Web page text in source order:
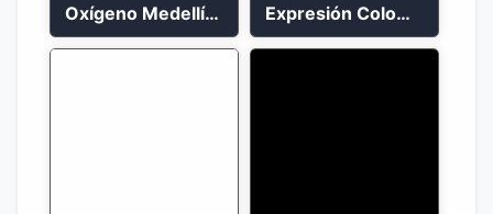
Oxígeno Medellín 90.9 FM en vivo Expresión Colombia Radio en vivo 24/7